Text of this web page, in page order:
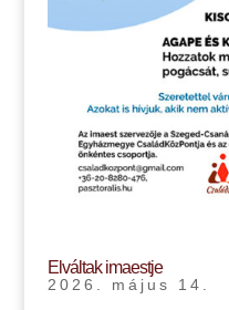
Elváltak imaestje
2026. május 14.